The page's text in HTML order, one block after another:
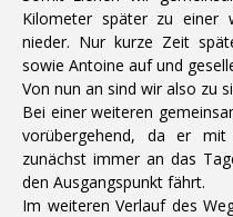
Kilometer später zu einer
nieder. Nur kurze Zeit
sowie Antoine auf und
Von nun an sind wir also zu
Bei einer weiteren
vorübergehend, da er mit
zunächst immer an das
den Ausgangspunkt fährt.
Im weiteren Verlauf des